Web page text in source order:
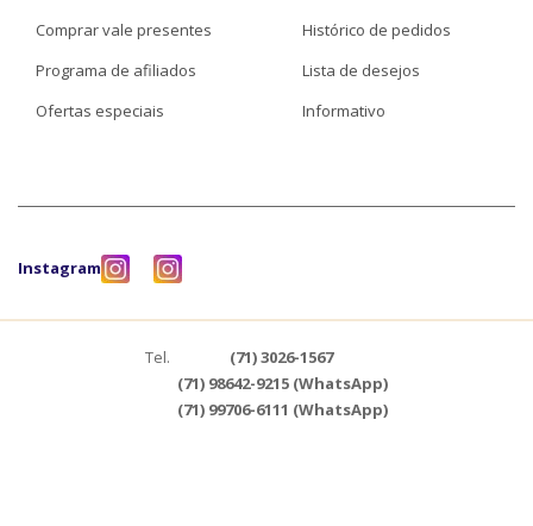
Comprar vale presentes
Programa de afiliados
Ofertas especiais
Histórico de pedidos
Lista de desejos
Informativo
Instagram
Tel.
(71) 3026-1567
(71) 98642-9215 (WhatsApp)
(71) 99706-6111 (WhatsApp)